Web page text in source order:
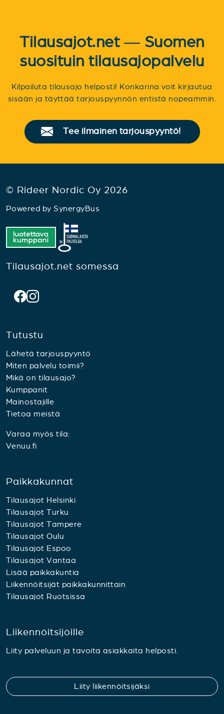
Tilausajot.net — Suomen
suosituin tilausajopalvelu
Kilpailuta tilausajo helposti! Konkarina voit kirjautua
sisään ja täyttää tarjouspyynnön entistä nopeammin.
Tee ilmainen tarjouspyyntö!
© Rideer Nordic Oy 2026
Powered by SynergyBus
Tilausajot.net somessa
Tutustu
Lähetä tarjouspyyntö
Miten palvelu toimii?
Mikä on tilausajo?
Kumppanit
Mainostajille
Tietoa meistä
Varaa myös tila:
Venuu.fi
Paikkakunnat
Tilausajot Helsinki
Tilausajot Turku
Tilausajot Tampere
Tilausajot Oulu
Tilausajot Espoo
Tilausajot Vantaa
Lisää paikkakuntia
Liikennöitsijät paikkakunnittain
Tilausajot Ruotsissa
Liikennöitsijöille
Liity palveluun ja tavoita asiakkaita helposti.
Liity liikennöitsijäksi